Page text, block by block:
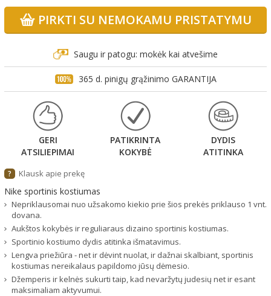
PIRKTI SU NEMOKAMU PRISTATYMU
Saugu ir patogu: mokėk kai atvešime
365 d. pinigų grąžinimo GARANTIJA
GERI
ATSILIEPIMAI
PATIKRINTA
KOKYBĖ
DYDIS
ATITINKA
? Klausk apie prekę
Nike sportinis kostiumas
Nepriklausomai nuo užsakomo kiekio prie šios prekės priklauso 1 vnt.
dovana.
Aukštos kokybės ir reguliaraus dizaino sportinis kostiumas.
Sportinio kostiumo dydis atitinka išmatavimus.
Lengva priežiūra - net ir dėvint nuolat, ir dažnai skalbiant, sportinis
kostiumas nereikalaus papildomo jūsų dėmesio.
Džemperis ir kelnės sukurti taip, kad nevaržytų judesių net ir esant
maksimaliam aktyvumui.